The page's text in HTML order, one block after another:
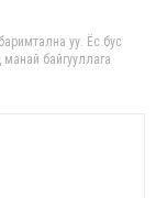
уу. Ёс бус
байгууллага